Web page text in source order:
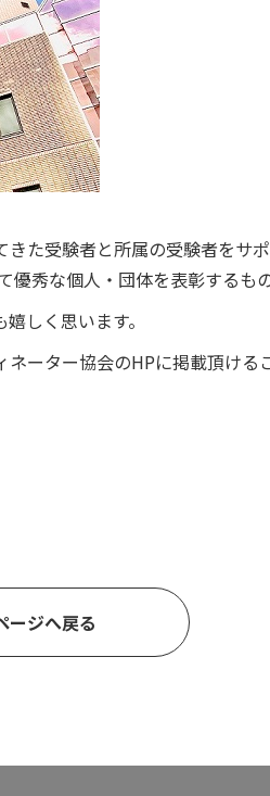
た受験者と所属の受験者をサ
優秀な個人・団体を表彰するも
しく思います。
ーター協会のHPに掲載頂ける
ージへ戻る